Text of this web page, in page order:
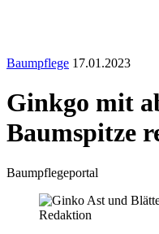
Baumpflege 17.01.2023
Ginkgo mit
Baumspitze
Baumpflegeportal
Redaktion